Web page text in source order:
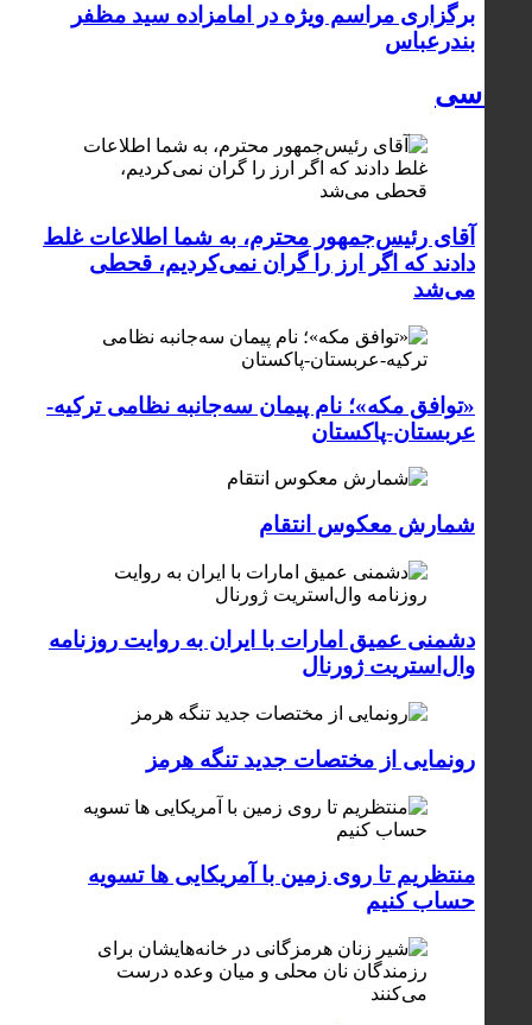
برگزاری مراسم ویژه در امامزاده سید مظفر
بندرعباس
سیاسی
آقای رئیس‌جمهور محترم، به شما اطلاعات غلط
دادند که اگر ارز را گران نمی‌کردیم، قحطی
می‌شد
«توافق مکه»؛ نام پیمان سه‌جانبه نظامی ترکیه-
عربستان-پاکستان
شمارش معکوس انتقام
دشمنی عمیق امارات با ایران به روایت روزنامه
وال‌استریت ژورنال
رونمایی از مختصات جدید تنگه هرمز
منتظریم تا روی زمین با آمریکایی ها تسویه
حساب کنیم